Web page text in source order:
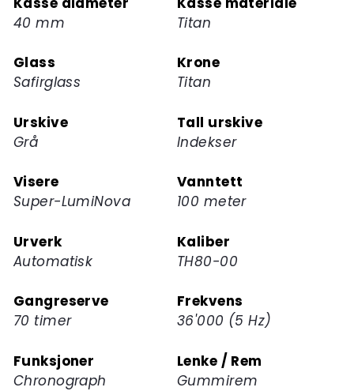
ventelisten
for
produktet
40 mm
Titan
Glass
Safirglass
Krone
Titan
Urskive
Grå
Tall urskive
Indekser
Visere
Super-LumiNova
Vanntett
100 meter
Urverk
Automatisk
Kaliber
TH80-00
Gangreserve
70 timer
Frekvens
36'000 (5 Hz)
Funksjoner
Chronograph
Lenke / Rem
Gummirem